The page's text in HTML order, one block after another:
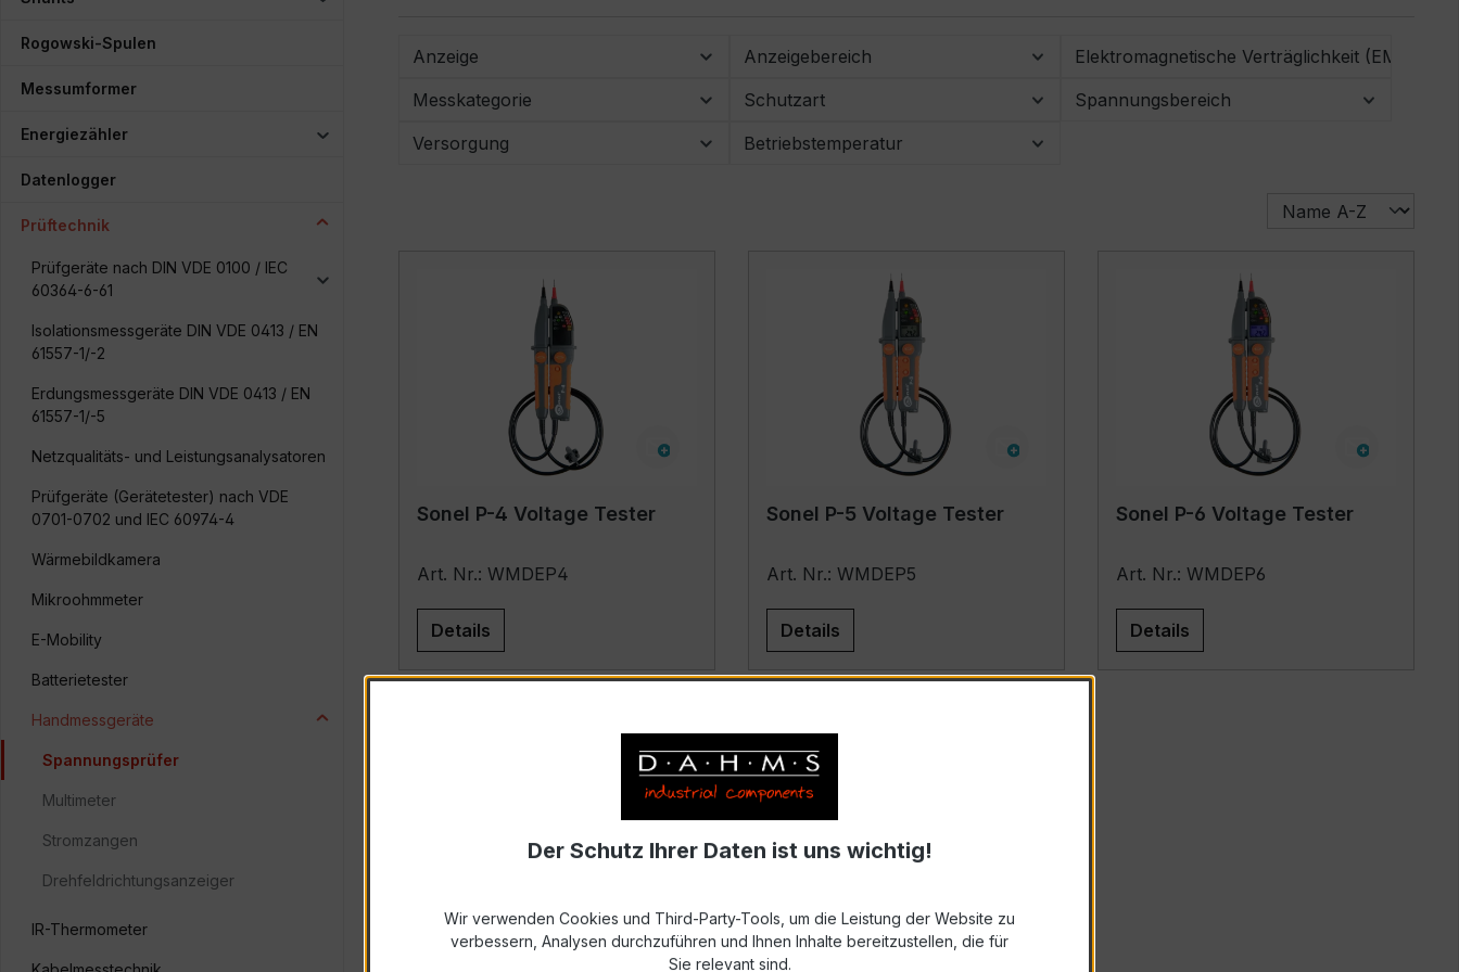
Rogowski-Spulen
Messumformer
Energiezähler
Datenlogger
Prüftechnik
Prüfgeräte nach DIN VDE 0100 / IEC
60364-6-61
Isolationsmessgeräte DIN VDE 0413 / EN
61557-1/-2
Erdungsmessgeräte DIN VDE 0413 / EN
61557-1/-5
Netzqualitäts- und Leistungsanalysatoren
Prüfgeräte (Gerätetester) nach VDE
0701-0702 und IEC 60974-4
Wärmebildkamera
Mikroohmmeter
E-Mobility
Batterietester
Handmessgeräte
Spannungsprüfer
Multimeter
Stromzangen
Drehfeldrichtungsanzeiger
IR-Thermometer
Anzeige Anzeigebereich
Elektromagnetische Verträglichkeit (EMV)
Messkategorie
Schutzart
Spannungsbereich
Versorgung
Betriebstemperatur
Sonel P-4 Voltage Tester
Art. Nr.: WMDEP4
Details
Sonel P-5 Voltage Tester
Art. Nr.: WMDEP5
Details
Sonel P-6 Voltage Tester
Art. Nr.: WMDEP6
Details
Sonel VT-3 Non-contact AC
Der Schutz Ihrer Daten ist uns wichtig!
Wir verwenden Cookies und Third-Party-Tools, um die Leistung der Website zu
verbessern, Analysen durchzuführen und Ihnen Inhalte bereitzustellen, die für
Sie relevant sind.